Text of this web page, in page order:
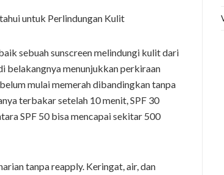
sebuah sunscreen melindungi kulit dari
belakangnya menunjukkan perkiraan
mulai memerah dibandingkan tanpa
terbakar setelah 10 menit, SPF 30
SPF 50 bisa mencapai sekitar 500
tanpa reapply. Keringat, air, dan